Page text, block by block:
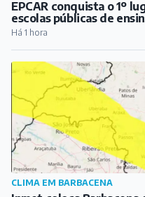
EPCAR conquista o 1º
escolas públicas de
Há 1 hora
CLIMA EM BARBACENA